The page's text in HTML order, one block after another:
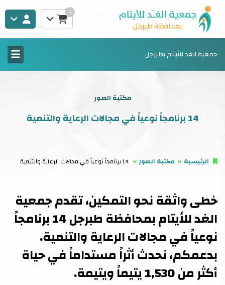
0
جمعية الغد للأيتام بطبرجل
مكتبة الصور
14 برنامجاً نوعياً في مجالات الرعاية والتنمية
الرئيسية مكتبة الصور
خطى واثقة نحو التمكين، تقدم جمعية
الغد للأيتام بمحافظة طبرجل 14 برنامجاً
نوعياً في مجالات الرعاية والتنمية.
بدعمكم، نحدث أثراً مستداماً في حياة
أكثر من 1,530 يتيماً ويتيمة.